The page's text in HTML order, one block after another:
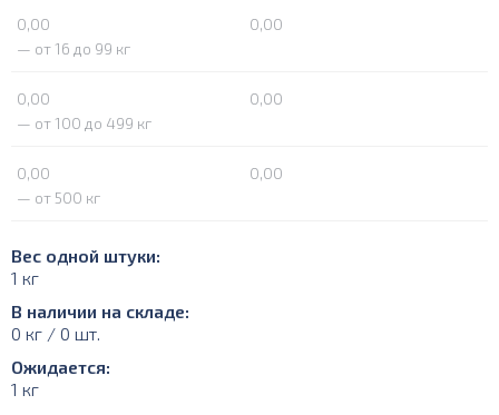
0,00
0,00
— от 16 до 99 кг
0,00
0,00
— от 100 до 499 кг
0,00
0,00
— от 500 кг
Вес одной штуки:
1 кг
В наличии на складе:
0 кг / 0 шт.
Ожидается:
1 кг